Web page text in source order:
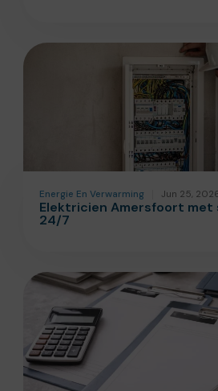
Energie En Verwarming Jun 25,
Elektricien Amersfoort met
24/7